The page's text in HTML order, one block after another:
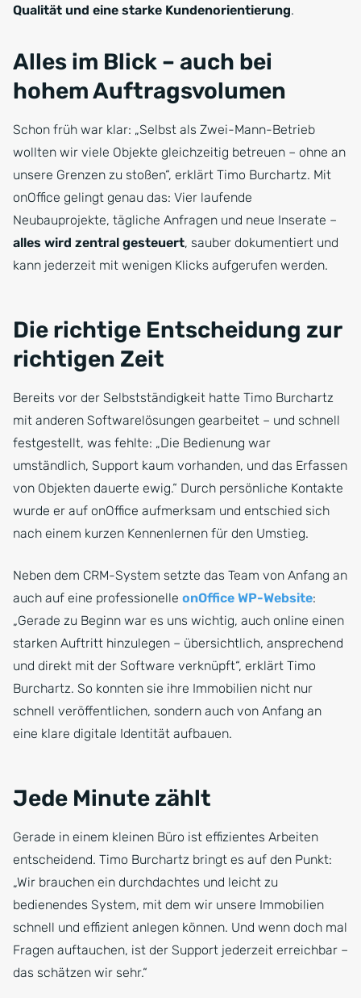
Qualität und eine starke Kundenorientierung.
Alles im Blick – auch bei
hohem Auftragsvolumen
Schon früh war klar: „Selbst als Zwei-Mann-Betrieb
wollten wir viele Objekte gleichzeitig betreuen – ohne an
unsere Grenzen zu stoßen“, erklärt Timo Burchartz. Mit
onOffice gelingt genau das: Vier laufende
Neubauprojekte, tägliche Anfragen und neue Inserate –
alles wird zentral gesteuert, sauber dokumentiert und
kann jederzeit mit wenigen Klicks aufgerufen werden.
Die richtige Entscheidung zur
richtigen Zeit
Bereits vor der Selbstständigkeit hatte Timo Burchartz
mit anderen Softwarelösungen gearbeitet – und schnell
festgestellt, was fehlte: „Die Bedienung war
umständlich, Support kaum vorhanden, und das Erfassen
von Objekten dauerte ewig.“ Durch persönliche Kontakte
wurde er auf onOffice aufmerksam und entschied sich
nach einem kurzen Kennenlernen für den Umstieg.
Neben dem CRM-System setzte das Team von Anfang an
auch auf eine professionelle onOffice WP-Website:
„Gerade zu Beginn war es uns wichtig, auch online einen
starken Auftritt hinzulegen – übersichtlich, ansprechend
und direkt mit der Software verknüpft“, erklärt Timo
Burchartz. So konnten sie ihre Immobilien nicht nur
schnell veröffentlichen, sondern auch von Anfang an
eine klare digitale Identität aufbauen.
Jede Minute zählt
Gerade in einem kleinen Büro ist effizientes Arbeiten
entscheidend. Timo Burchartz bringt es auf den Punkt:
„Wir brauchen ein durchdachtes und leicht zu
bedienendes System, mit dem wir unsere Immobilien
schnell und effizient anlegen können. Und wenn doch mal
Fragen auftauchen, ist der Support jederzeit erreichbar –
das schätzen wir sehr.“